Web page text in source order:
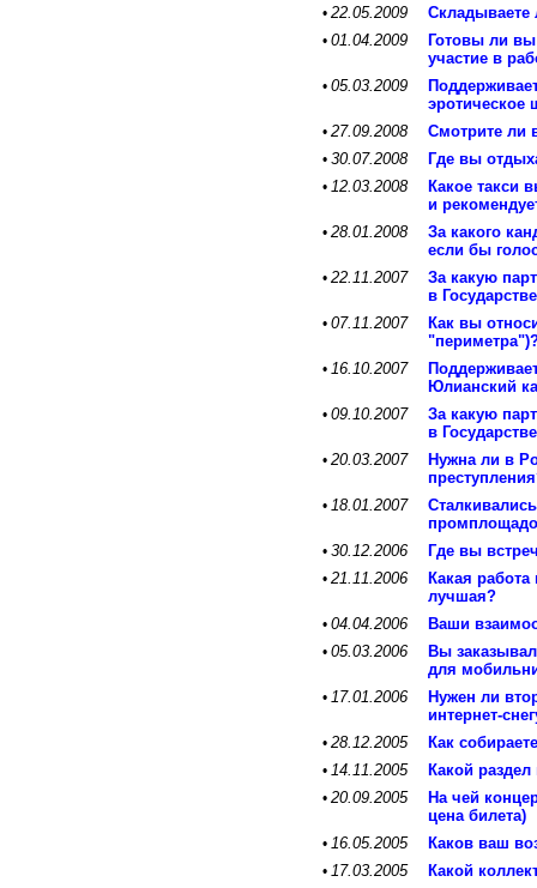
• 22.05.2009 Складываете
• 01.04.2009
Готовы ли
участие в
• 05.03.2009
эротическое
• 27.09.2008 Смотрите ли
• 30.07.2008 Где вы
• 12.03.2008
Какое такси
и
• 28.01.2008
За какого
если бы
• 22.11.2007
За какую
в
• 07.11.2007
Как вы
• 16.10.2007
Юлианский
• 09.10.2007
За какую
в
• 20.03.2007
Нужна ли в
• 18.01.2007
• 30.12.2006 Где вы
• 21.11.2006
Какая
лучшая?
• 04.04.2006 Ваши
• 05.03.2006
Вы
для
• 17.01.2006
Нужен ли
интернет-
• 28.12.2005 Как
• 14.11.2005 Какой
• 20.09.2005
На чей
цена билета)
• 16.05.2005 Каков ваш
• 17.03.2005 Какой